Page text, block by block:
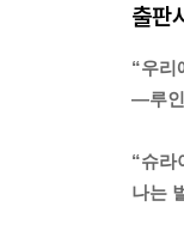
이렇
이고
다.
---
출판
“우리
―루인
“슈라
나는